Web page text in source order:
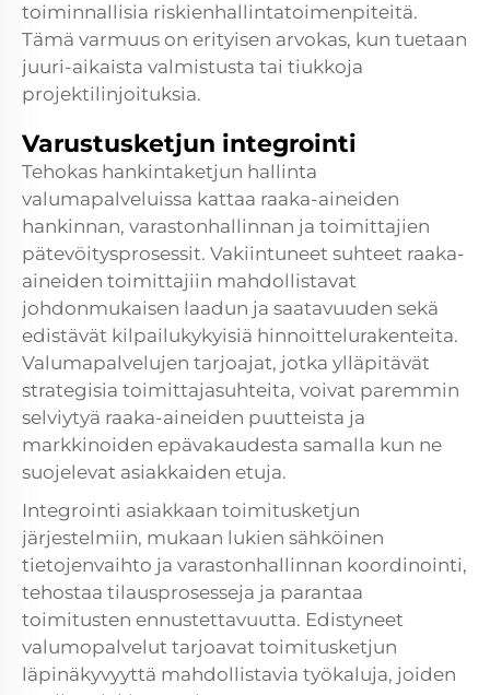
toiminnallisia riskienhallintatoimenpiteitä.
Tämä varmuus on erityisen arvokas, kun tuetaan
juuri-aikaista valmistusta tai tiukkoja
projektilinjoituksia.
Varustusketjun integrointi
Tehokas hankintaketjun hallinta
valumapalveluissa kattaa raaka-aineiden
hankinnan, varastonhallinnan ja toimittajien
pätevöitysprosessit. Vakiintuneet suhteet raaka-
aineiden toimittajiin mahdollistavat
johdonmukaisen laadun ja saatavuuden sekä
edistävät kilpailukykyisiä hinnoittelurakenteita.
Valumapalvelujen tarjoajat, jotka ylläpitävät
strategisia toimittajasuhteita, voivat paremmin
selviytyä raaka-aineiden puutteista ja
markkinoiden epävakaudesta samalla kun ne
suojelevat asiakkaiden etuja.
Integrointi asiakkaan toimitusketjun
järjestelmiin, mukaan lukien sähköinen
tietojenvaihto ja varastonhallinnan koordinointi,
tehostaa tilausprosesseja ja parantaa
toimitusten ennustettavuutta. Edistyneet
valumopalvelut tarjoavat toimitusketjun
läpinäkyvyyttä mahdollistavia työkaluja, joiden